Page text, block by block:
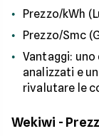
Prezzo/kWh
Prezzo/Smc
Vantaggi: uno
analizzati e
rivalutare le
Wekiwi -